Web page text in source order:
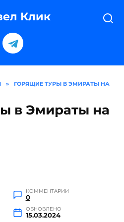
Клик
»
ГОРЯЩИЕ ТУРЫ В ЭМИРАТЫ НА
в Эмираты на
КОММЕНТАРИИ
0
ОБНОВЛЕНО
15.03.2024